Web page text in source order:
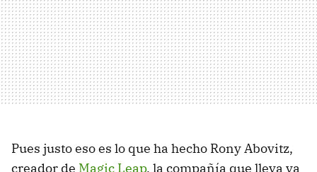
Pues justo eso es lo que ha hecho Rony Abovitz,
creador de Magic Leap, la compañía que lleva ya